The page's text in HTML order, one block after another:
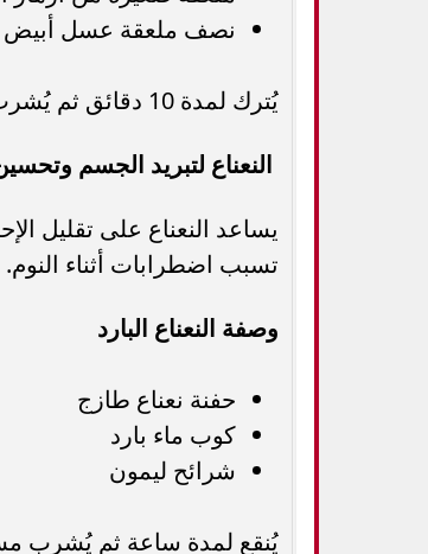
نصف ملعقة عسل أبيض
يُترك لمدة 10 دقائق ثم يُشرب دافئًا قبل النوم بنصف ساعة.
النعناع لتبريد الجسم
يساعد النعناع على تقليل
تسبب اضطرابات أثناء النوم.
وصفة النعناع البارد
حفنة نعناع طازج
كوب ماء بارد
شرائح ليمون
يُنقع لمدة ساعة ثم يُشرب